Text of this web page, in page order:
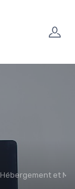
Hébergement et